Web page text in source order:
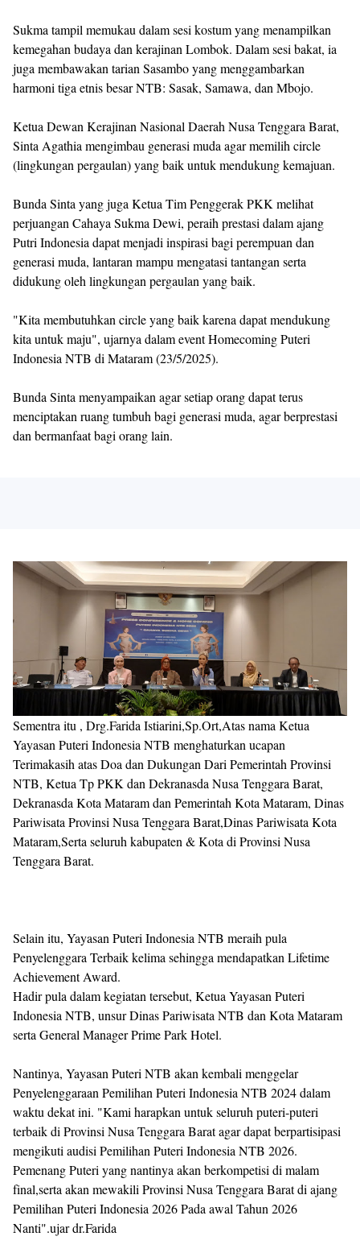
Sukma tampil memukau dalam sesi kostum yang menampilkan
kemegahan budaya dan kerajinan Lombok. Dalam sesi bakat, ia
juga membawakan tarian Sasambo yang menggambarkan
harmoni tiga etnis besar NTB: Sasak, Samawa, dan Mbojo.
Ketua Dewan Kerajinan Nasional Daerah Nusa Tenggara Barat,
Sinta Agathia mengimbau generasi muda agar memilih circle
(lingkungan pergaulan) yang baik untuk mendukung kemajuan.
Bunda Sinta yang juga Ketua Tim Penggerak PKK melihat
perjuangan Cahaya Sukma Dewi, peraih prestasi dalam ajang
Putri Indonesia dapat menjadi inspirasi bagi perempuan dan
generasi muda, lantaran mampu mengatasi tantangan serta
didukung oleh lingkungan pergaulan yang baik.
"Kita membutuhkan circle yang baik karena dapat mendukung
kita untuk maju", ujarnya dalam event Homecoming Puteri
Indonesia NTB di Mataram (23/5/2025).
Bunda Sinta menyampaikan agar setiap orang dapat terus
menciptakan ruang tumbuh bagi generasi muda, agar berprestasi
dan bermanfaat bagi orang lain.
Sementra itu , Drg.Farida Istiarini,Sp.Ort,Atas nama Ketua
Yayasan Puteri Indonesia NTB menghaturkan ucapan
Terimakasih atas Doa dan Dukungan Dari Pemerintah Provinsi
NTB, Ketua Tp PKK dan Dekranasda Nusa Tenggara Barat,
Dekranasda Kota Mataram dan Pemerintah Kota Mataram, Dinas
Pariwisata Provinsi Nusa Tenggara Barat,Dinas Pariwisata Kota
Mataram,Serta seluruh kabupaten & Kota di Provinsi Nusa
Tenggara Barat.
Selain itu, Yayasan Puteri Indonesia NTB meraih pula
Penyelenggara Terbaik kelima sehingga mendapatkan Lifetime
Achievement Award.
Hadir pula dalam kegiatan tersebut, Ketua Yayasan Puteri
Indonesia NTB, unsur Dinas Pariwisata NTB dan Kota Mataram
serta General Manager Prime Park Hotel.
Nantinya, Yayasan Puteri NTB akan kembali menggelar
Penyelenggaraan Pemilihan Puteri Indonesia NTB 2024 dalam
waktu dekat ini. "Kami harapkan untuk seluruh puteri-puteri
terbaik di Provinsi Nusa Tenggara Barat agar dapat berpartisipasi
mengikuti audisi Pemilihan Puteri Indonesia NTB 2026.
Pemenang Puteri yang nantinya akan berkompetisi di malam
final,serta akan mewakili Provinsi Nusa Tenggara Barat di ajang
Pemilihan Puteri Indonesia 2026 Pada awal Tahun 2026
Nanti".ujar dr.Farida